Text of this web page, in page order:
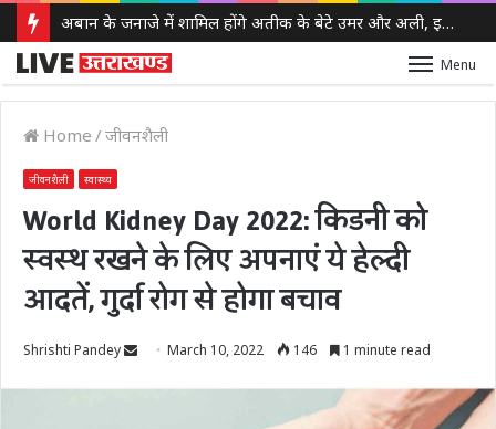
अबान के जनाजे में शामिल होंगे अतीक के बेटे उमर और अली, इलाहाबाद हाईकोर्ट ने दी पैरोल
Menu
Home /जीवनशैली
जीवनशैली स्वास्थ्य
World Kidney Day 2022: किडनी को
स्वस्थ रखने के लिए अपनाएं ये हेल्दी
आदतें, गुर्दा रोग से होगा बचाव
Shrishti Pandey
SendMarch 10, 2022 146 1 minute read